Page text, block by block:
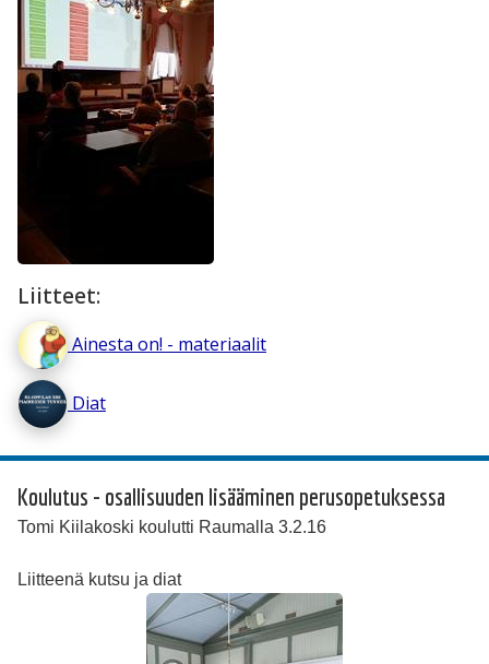
Liitteet:
Ainesta on! - materiaalit
Diat
Koulutus - osallisuuden lisääminen perusopetuksessa
Tomi Kiilakoski koulutti Raumalla 3.2.16
Liitteenä kutsu ja diat